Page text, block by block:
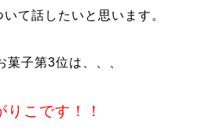
て話したいと思います。
菓子第3位は、、、
りこです！！